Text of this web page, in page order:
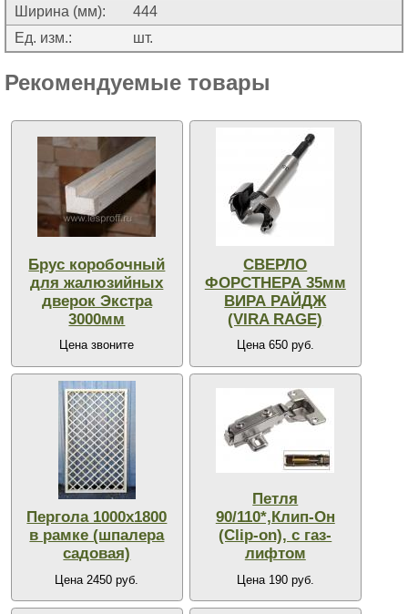
Ширина (мм):
444
Ед. изм.:
шт.
Рекомендуемые товары
Брус коробочный
для жалюзийных
дверок Экстра
3000мм
Цена звоните
СВЕРЛО
ФОРСТНЕРА 35мм
ВИРА РАЙДЖ
(VIRA RAGE)
Цена 650 руб.
Пергола 1000х1800
в рамке (шпалера
садовая)
Цена 2450 руб.
Петля
90/110*,Клип-Он
(Clip-on), с газ-
лифтом
Цена 190 руб.